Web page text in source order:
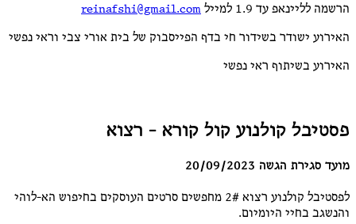
עד 1.9 למייל
reinafshi@gmail.com
ישודר בשידור חי בדף הפייסבוק של בית אורי צבי וראי נפשי
בשיתוף ראי נפשי
קולנוע קול קורא - רצוא
הגשה 20/09/2023
לפסטיבל קולנוע רצוא 2# מחפשים סרטים העוסקים בחיפוש הא-לוהי
בחיי היומיום.